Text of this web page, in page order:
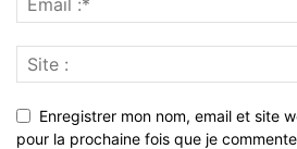
Enregistrer mon nom, email et site
pour la prochaine fois que je